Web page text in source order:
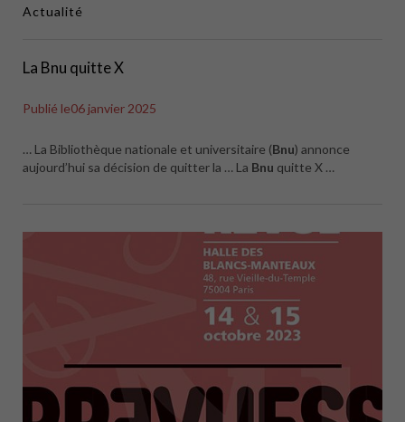
Actualité
La Bnu quitte X
Publié le06 janvier 2025
… La Bibliothèque nationale et universitaire (Bnu) annonce
aujourd’hui sa décision de quitter la … La Bnu quitte X …